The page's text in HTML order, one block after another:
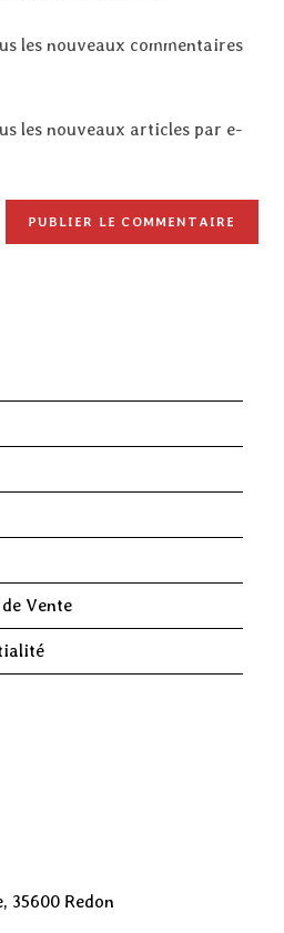
les nouveaux commentaires
les nouveaux articles par e-
Vente
35600 Redon